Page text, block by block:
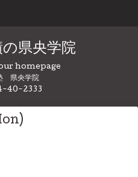
県央学院
homepage
県央学院
40-2333